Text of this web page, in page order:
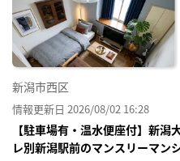
新潟市西区
情報更新日 2026/08/02 16:28
【駐車場有・温水便座付】新
レ別新潟駅前のマンスリーマン